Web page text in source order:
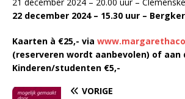
22 december 2024 – 15.30 uur –
Kaarten à €25,- via
(reserveren wordt aanbevolen) of aan
Kinderen/studenten €5,-
VORIGE